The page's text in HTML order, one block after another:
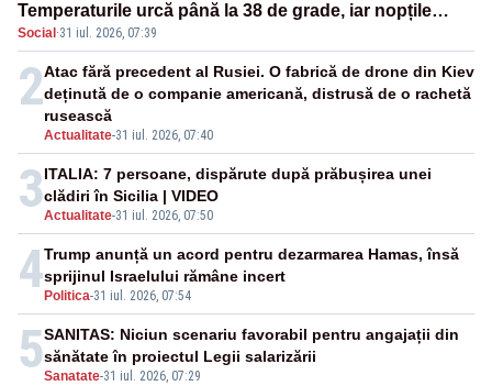
Temperaturile urcă până la 38 de grade, iar nopțile
devin tropicale
Social ·31 iul. 2026, 07:39
2
Actualitate-31 iul. 2026, 07:40
Atac fără precedent al Rusiei. O fabrică de drone din Kiev
deținută de o companie americană, distrusă de o rachetă
rusească
3Actualitate-31 iul. 2026, 07:50
ITALIA: 7 persoane, dispărute după prăbușirea unei
clădiri în Sicilia | VIDEO
4 Politica-31 iul. 2026, 07:54
Trump anunță un acord pentru dezarmarea Hamas, însă
sprijinul Israelului rămâne incert
5Sanatate-31 iul. 2026, 07:29
SANITAS: Niciun scenariu favorabil pentru angajații din
sănătate în proiectul Legii salarizării